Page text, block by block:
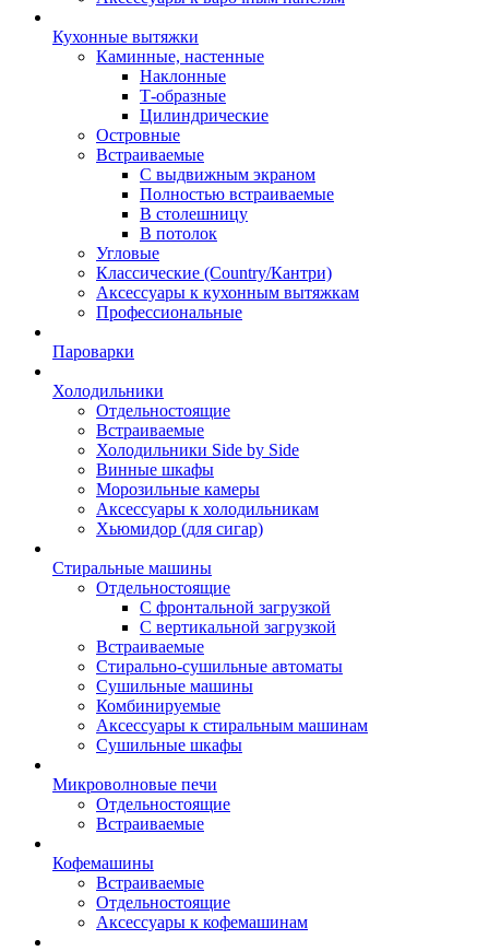
Кухонные вытяжки
Каминные, настенные
Наклонные
Т-образные
Цилиндрические
Островные
Встраиваемые
С выдвижным экраном
Полностью встраиваемые
В столешницу
В потолок
Угловые
Классические (Country/Кантри)
Аксессуары к кухонным вытяжкам
Профессиональные
Пароварки
Холодильники
Отдельностоящие
Встраиваемые
Холодильники Side by Side
Винные шкафы
Морозильные камеры
Аксессуары к холодильникам
Хьюмидор (для сигар)
Стиральные машины
Отдельностоящие
С фронтальной загрузкой
С вертикальной загрузкой
Встраиваемые
Стирально-сушильные автоматы
Сушильные машины
Комбинируемые
Аксессуары к стиральным машинам
Сушильные шкафы
Микроволновые печи
Отдельностоящие
Встраиваемые
Кофемашины
Встраиваемые
Отдельностоящие
Аксессуары к кофемашинам